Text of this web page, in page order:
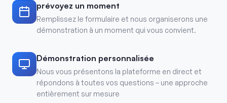
prévoyez un moment
Remplissez le formulaire et nous organiserons une
démonstration à un moment qui vous convient.
Démonstration personnalisée
Nous vous présentons la plateforme en direct et
répondons à toutes vos questions – une approche
entièrement sur mesure